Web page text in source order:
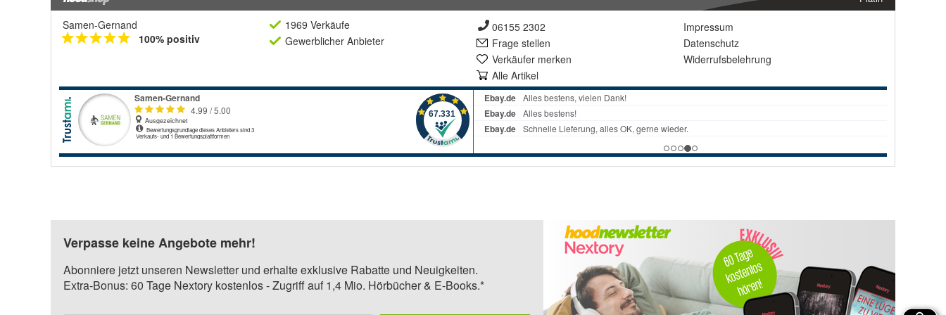
Samen-Gernand
100% positiv
1969 Verkäufe
Gewerblicher Anbieter
06155 2302
Frage stellen
Verkäufer merken
Alle Artikel
Impressum
Datenschutz
Widerrufsbelehrung
Verpasse keine Angebote mehr!
Abonniere jetzt unseren Newsletter und erhalte exklusive Rabatte und Neuigkeiten.
Extra-Bonus: 60 Tage Nextory kostenlos - Zugriff auf 1,4 Mio. Hörbücher & E-Books.*